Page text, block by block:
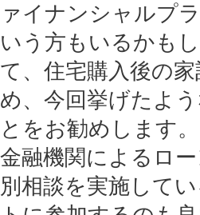
ァイナンシャルプ
いう方もいるかも
て、住宅購入後の
め、今回挙げたよ
とをお勧めします
金融機関によるロ
別相談を実施して